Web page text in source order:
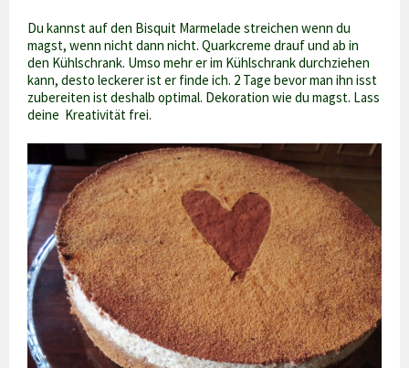
Du kannst auf den Bisquit Marmelade streichen wenn du
magst, wenn nicht dann nicht. Quarkcreme drauf und ab in
den Kühlschrank. Umso mehr er im Kühlschrank durchziehen
kann, desto leckerer ist er finde ich. 2 Tage bevor man ihn isst
zubereiten ist deshalb optimal. Dekoration wie du magst. Lass
deine Kreativität frei.